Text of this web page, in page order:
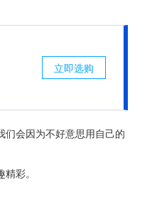
立即选购
们会因为不好意思用自己的
彩。